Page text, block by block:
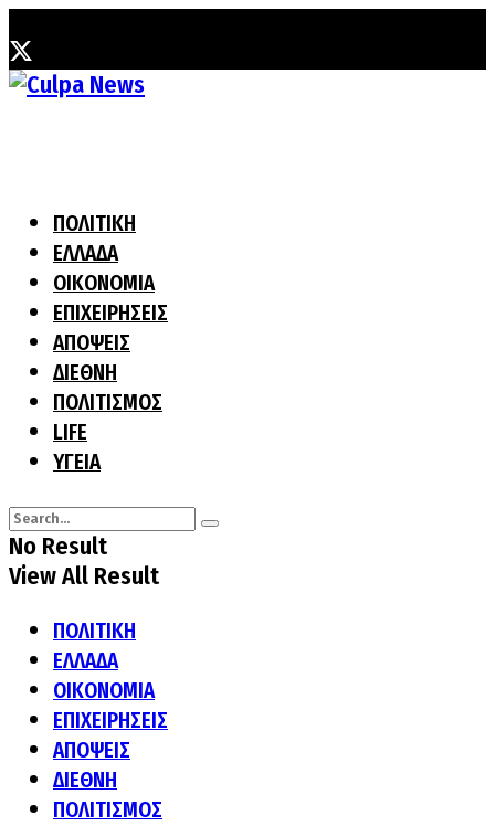
ΠΟΛΙΤΙΚΗ
ΕΛΛΑΔΑ
ΟΙΚΟΝΟΜΙΑ
ΕΠΙΧΕΙΡΗΣΕΙΣ
ΑΠΟΨΕΙΣ
ΔΙΕΘΝΗ
ΠΟΛΙΤΙΣΜΟΣ
LIFE
ΥΓΕΙΑ
No Result
View All Result
ΠΟΛΙΤΙΚΗ
ΕΛΛΑΔΑ
ΟΙΚΟΝΟΜΙΑ
ΕΠΙΧΕΙΡΗΣΕΙΣ
ΑΠΟΨΕΙΣ
ΔΙΕΘΝΗ
ΠΟΛΙΤΙΣΜΟΣ